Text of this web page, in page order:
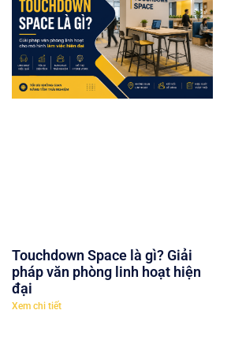
Touchdown Space là gì? Giải
pháp văn phòng linh hoạt hiện
đại
Xem chi tiết